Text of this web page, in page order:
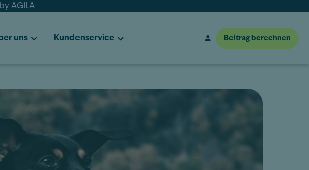
AGILA
uns Kundenservice Beitrag berechnen